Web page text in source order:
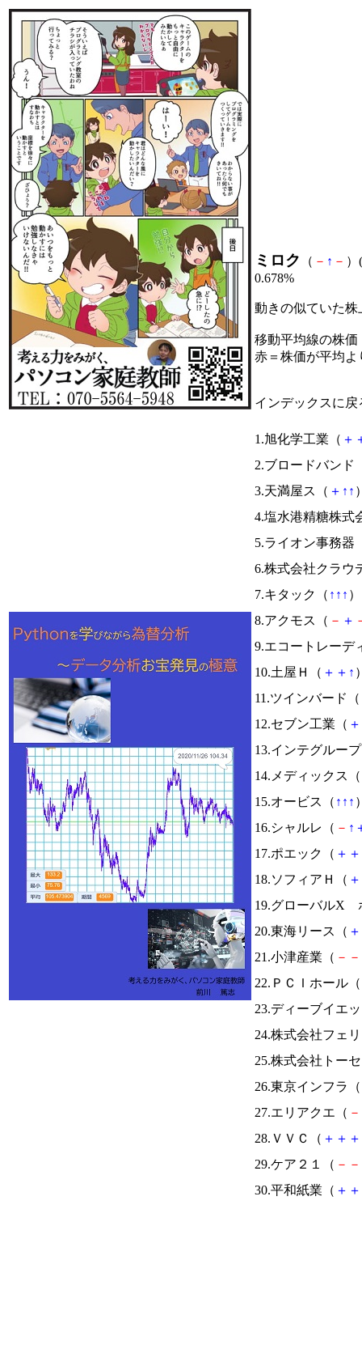
ミロク （ － ↑ －
0.678%
動きの似ていた
移動平均線の株価
赤＝株価が平均
インデックスに戻
1.旭化学工業（ ＋
2.ブロードバンド
3.天満屋ス（ ＋ ↑ ↑
4.塩水港精糖株式
5.ライオン事務器
6.株式会社クラウ
7.キタック（ ↑ ↑ ↑
8.アクモス（ － ＋
9.エコートレーデ
10.土屋Ｈ（ ＋ ＋ ↑
11.ツインバード（
12.セブン工業（ ＋
13.インテグルー
14.メディックス（
15.オービス（ ↑ ↑ ↑
16.シャルレ（ － ↑
17.ポエック（ ＋ ＋
18.ソフィアＨ（ ＋
19.グローバルX
20.東海リース（ ＋
21.小津産業（ － －
22.ＰＣＩホール（
23.ディーブイエ
24.株式会社フェ
25.株式会社トー
26.東京インフラ（
27.エリアクエ（ －
28.ＶＶＣ（ ＋ ＋ ＋
29.ケア２１（ － －
30.平和紙業（ ＋ ＋